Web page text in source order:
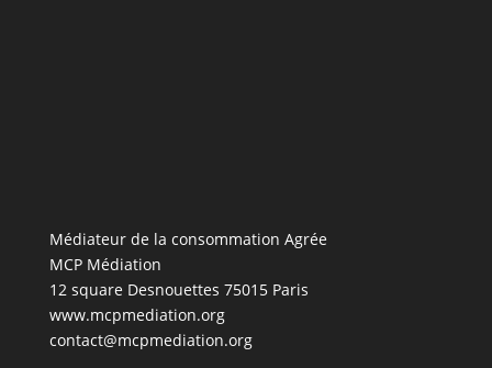
Médiateur de la consommation Agrée
MCP Médiation
12 square Desnouettes 75015 Paris
www.mcpmediation.org
contact@mcpmediation.org